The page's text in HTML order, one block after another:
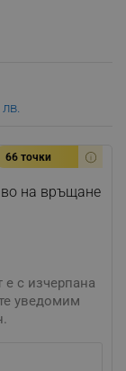
66 точки
на връщане
с изчерпана
уведомим